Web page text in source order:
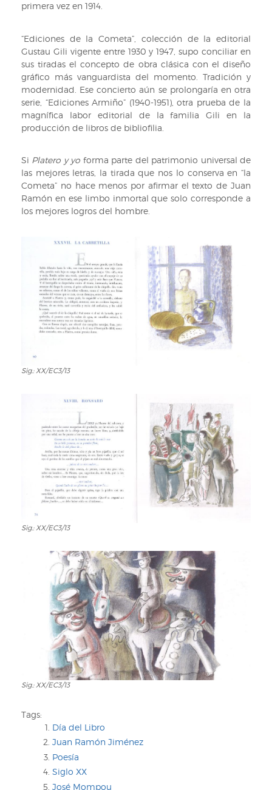
primera vez en 1914.
“Ediciones de la Cometa”, colección de la editorial
Gustau Gili vigente entre 1930 y 1947, supo conciliar en
sus tiradas el concepto de obra clásica con el diseño
gráfico más vanguardista del momento. Tradición y
modernidad. Ese concierto aún se prolongaría en otra
serie, “Ediciones Armiño” (1940-1951), otra prueba de la
magnífica labor editorial de la familia Gili en la
producción de libros de bibliofilia.
Si Platero y yo forma parte del patrimonio universal de
las mejores letras, la tirada que nos lo conserva en “la
Cometa” no hace menos por afirmar el texto de Juan
Ramón en ese limbo inmortal que solo corresponde a
los mejores logros del hombre.
Sig.:
Sig.: XX/EC3/13
Sig.:
Sig.: XX/EC3/13
Sig.:
Sig.: XX/EC3/13
Tags:
Día del Libro
Juan Ramón Jiménez
Poesía
Siglo XX
José Mompou